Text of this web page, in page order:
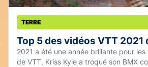
TERRE
Top 5 des vidéos VTT 2021
2021 a été une année brillante pour
de VTT, Kriss Kyle a troqué son BMX